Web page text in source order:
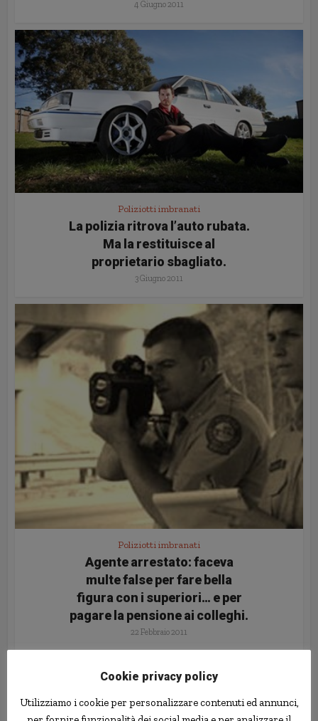
4 Giugno 2011
Poliziotti imbranati
La polizia ritrova l’auto rubata.
Ma la restituisce al
proprietario sbagliato.
3 Giugno 2011
Poliziotti imbranati
Agente arrestato: faceva
multe false per fare bella
figura con i superiori… e per
pagare la pensione ai colleghi.
22 Febbraio 2011
Cookie privacy policy
Utilizziamo i cookie per personalizzare contenuti ed annunci,